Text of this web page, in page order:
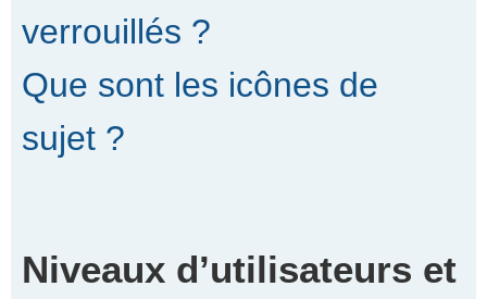
verrouillés ?
Que sont les icônes de
sujet ?
Niveaux d’utilisateurs et